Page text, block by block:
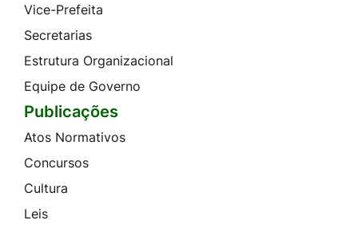
Vice-Prefeita
Secretarias
Estrutura Organizacional
Equipe de Governo
Publicações
Atos Normativos
Concursos
Cultura
Leis